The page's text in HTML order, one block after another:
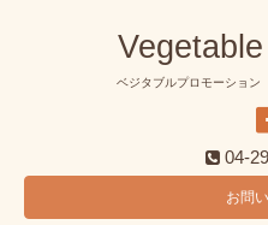
ベジタブルプロモーショ
04-
お問